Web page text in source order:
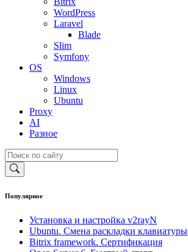
WordPress
Laravel
Blade
Slim
Symfony
OS
Windows
Linux
Ubuntu
Proxy
AI
Разное
Популярное
Установка и настройка v2rayN
Ubuntu. Смена раскладки клавиатуры
Bitrix framework. Сертификация